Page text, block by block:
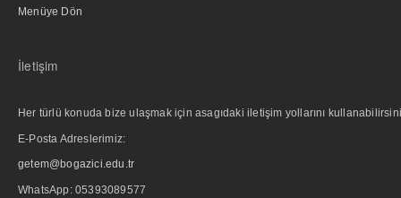
Menüye Dön
İletişim
Her türlü konuda bize ulaşmak için asagıdaki iletişim yollarını
E-Posta Adreslerimiz:
getem@bogazici.edu.tr
WhatsApp: 05393089577